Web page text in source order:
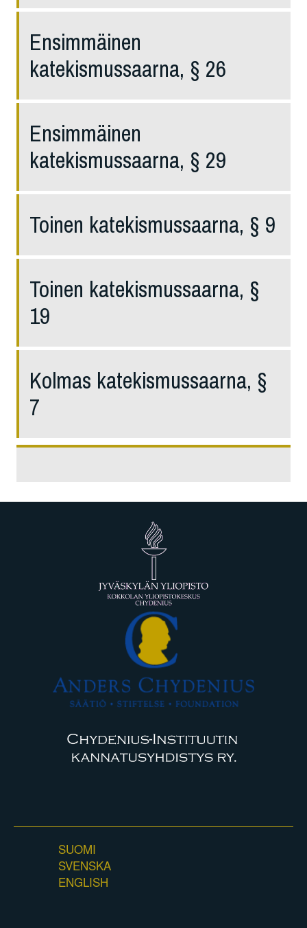
Ensimmäinen
katekismussaarna, § 26
Ensimmäinen
katekismussaarna, § 29
Toinen katekismussaarna, § 9
Toinen katekismussaarna, §
19
Kolmas katekismussaarna, §
7
SUOMI
SVENSKA
ENGLISH